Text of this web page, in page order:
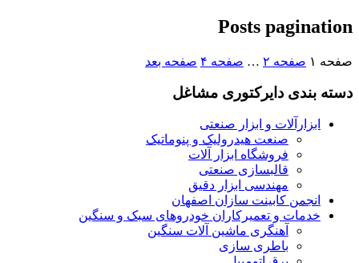
Posts pagination
صفحه ۱ صفحه ۲ … صفحه ۴ صفحه بعد
دسته بندی دایرکتوری مشاغل
ابزارآلات و ابزار صنعتی
صنعت هیدرولیک و پنوماتیک
فروشگاه ابزار آلات
قالبسازی صنعتی
مهندسی ابزار دقیق
انجمن کابینت سازان اصفهان
خدمات و تعمیرکاران خودروهای سبک و سنگین
آهنگری ماشین آلات سنگین
باطری سازی